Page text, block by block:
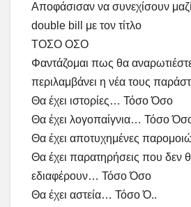
Αποφάσισαν να συνεχίσουν
double bill με τον τίτλο
ΤΟΣΟ ΟΣΟ
Φαντάζομαι πως θα
περιλαμβάνει η νέα τους
Θα έχει ιστορίες… Τόσο Όσο
Θα έχει λογοπαίγνια… Τόσο
Θα έχει αποτυχημένες
Θα έχει παρατηρήσεις που δεν
εδιαφέρουν… Τόσο Όσο
Θα έχει αστεία… Τόσο Ό..